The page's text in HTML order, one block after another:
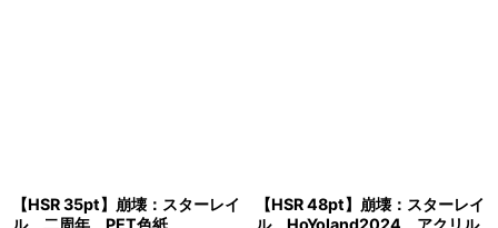
【HSR 35pt】崩壊：スターレイ
ル 二周年 PET色紙
【HSR 48pt】崩壊：スターレイ
ル HoYoland2024 アクリル